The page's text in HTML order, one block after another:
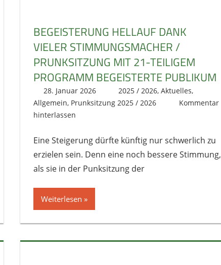
BEGEISTERUNG HELLAUF DANK
VIELER STIMMUNGSMACHER /
PRUNKSITZUNG MIT 21-TEILIGEM
PROGRAMM BEGEISTERTE PUBLIKUM
28. Januar 2026 literat@kikage.de
2025 / 2026,Aktuelles,
Allgemein, Prunksitzung 2025 / 2026
Kommentar
hinterlassen
Eine Steigerung dürfte künftig nur schwerlich zu
erzielen sein. Denn eine noch bessere Stimmung,
als sie in der Punksitzung der
Weiterlesen